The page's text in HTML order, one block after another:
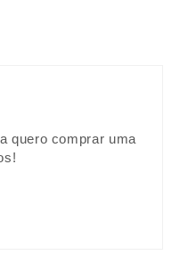
quero comprar uma